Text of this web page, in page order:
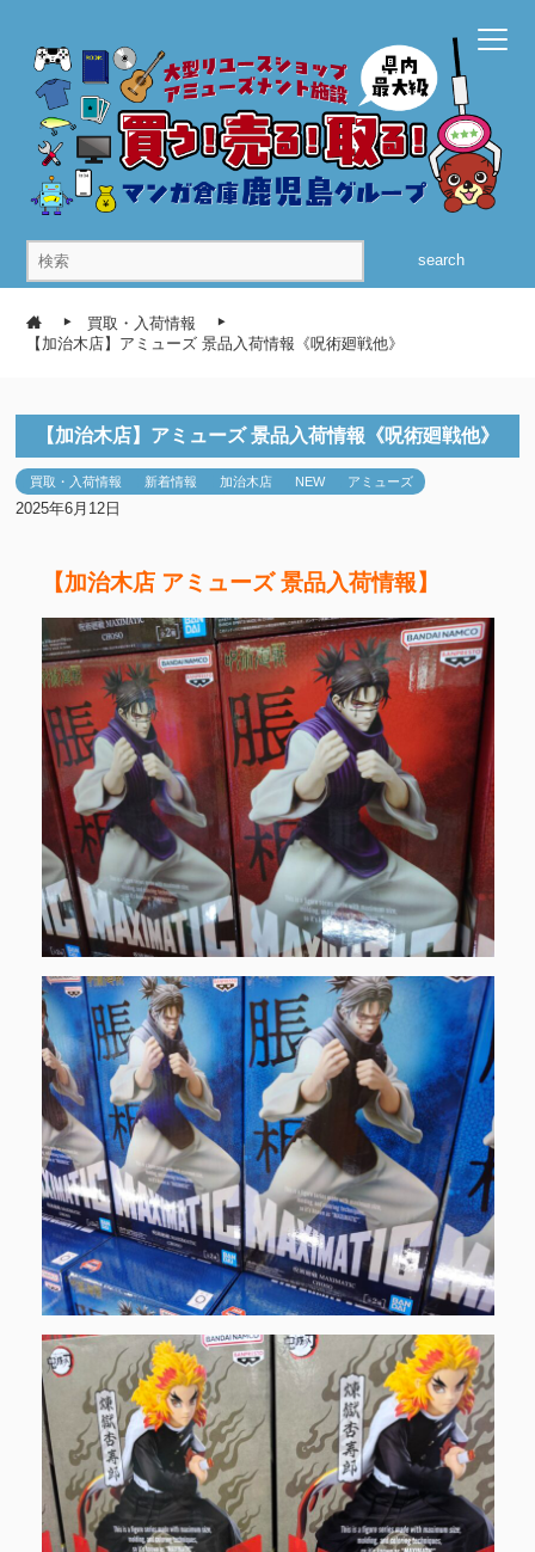
search
買取・入荷情報
【加治木店】アミューズ 景品入荷情報《呪術廻戦他》
【加治木店】アミューズ 景品入荷情報《呪術廻戦他》
買取・入荷情報 新着情報 加治木店 NEW アミューズ
2025年6月12日
【加治木店 アミューズ 景品入荷情報】